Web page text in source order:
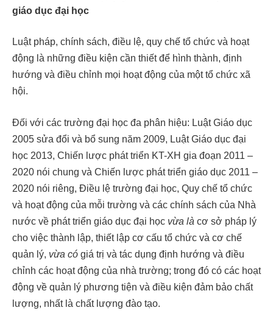
giáo dục đại học
Luật pháp, chính sách, điều lệ, quy chế tổ chức và hoạt
động là những điều kiện cần thiết để hình thành, định
hướng và điều chỉnh mọi hoạt động của một tổ chức xã
hội.
Đối với các trường đại học đa phân hiệu: Luật Giáo dục
2005 sửa đổi và bổ sung năm 2009, Luật Giáo dục đại
học 2013, Chiến lược phát triển KT-XH gia đoạn 2011 –
2020 nói chung và Chiến lược phát triển giáo dục 2011 –
2020 nói riêng, Điều lệ trường đại học, Quy chế tổ chức
và hoạt động của mỗi trường và các chính sách của Nhà
nước về phát triển giáo dục đại học vừa là cơ sở pháp lý
cho việc thành lập, thiết lập cơ cấu tổ chức và cơ chế
quản lý, vừa có giá trị và tác dụng định hướng và điều
chỉnh các hoạt động của nhà trường; trong đó có các hoạt
động về quản lý phương tiện và điều kiện đảm bảo chất
lượng, nhất là chất lượng đào tạo.